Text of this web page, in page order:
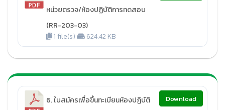
หน่วยตรวจ/ห้องปฏิบัติการทดสอบ
(RR-203-03)
1 file(s)
624.42 KB
6. ใบสมัครเพื่อขึ้นทะเบียนห้องปฏิบัติ
Download